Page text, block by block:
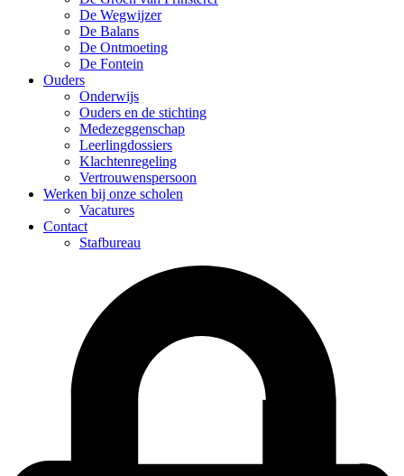
De Wegwijzer
De Balans
De Ontmoeting
De Fontein
Ouders
Onderwijs
Ouders en de stichting
Medezeggenschap
Leerlingdossiers
Klachtenregeling
Vertrouwenspersoon
Werken bij onze scholen
Vacatures
Contact
Stafbureau